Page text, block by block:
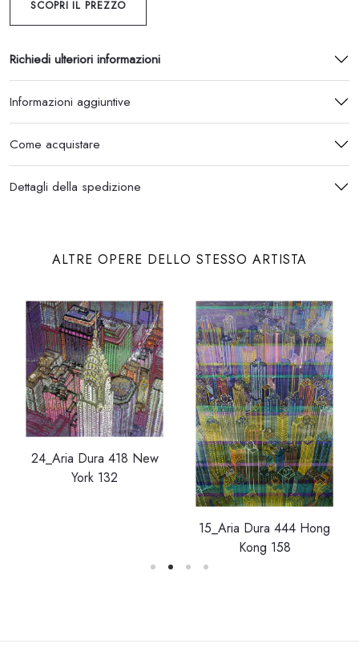
SCOPRI IL PREZZO
Richiedi ulteriori informazioni
Informazioni aggiuntive
Come acquistare
Dettagli della spedizione
ALTRE OPERE DELLO STESSO ARTISTA
24_Aria Dura 418 New
York 132
15_Aria Dura 444 Hong
Kong 158